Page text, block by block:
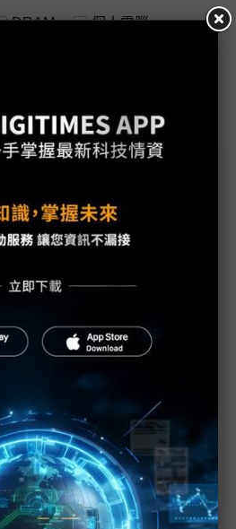
DRAM
個人電腦
格拉鋸戰
市場價格陷拉鋸戰
訪／從分拆轉型走向綠色升
器、PC應用見曙光
傳美光出招通知通路商
2Q回穩 華邦出貨逐季看增
供應鏈庫存2H轉向健康